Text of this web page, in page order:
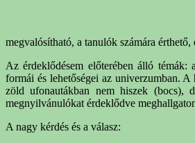
megvalósítható, a tanulók számára érthető,
Az érdeklődésem előterében álló témák:
formái és lehetőségei az univerzumban. A
zöld ufonautákban nem hiszek (bocs),
megnyilvánulókat érdeklődve
A nagy kérdés és a válasz: